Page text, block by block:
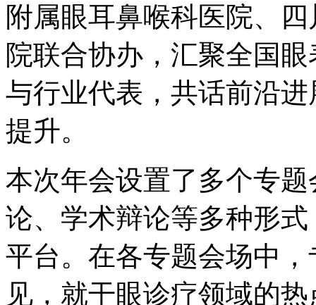
附属眼耳鼻喉科医院、
院联合协办，汇聚全国
与行业代表，共话前沿
提升。
本次年会设置了多个专
论、学术辩论等多种形
平台。在各专题会场中
见，就干眼诊疗领域的